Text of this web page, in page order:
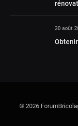
20 août
© 2026